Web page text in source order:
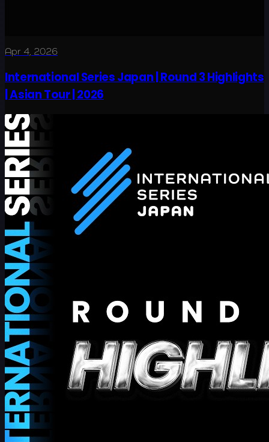
Apr 4, 2026
International Series Japan | Round 3 Highlights
| Asian Tour | 2026